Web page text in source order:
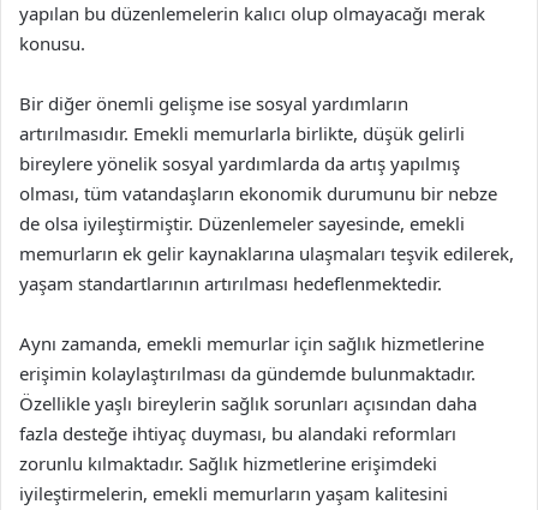
yapılan bu düzenlemelerin kalıcı olup olmayacağı merak
konusu.
Bir diğer önemli gelişme ise sosyal yardımların
artırılmasıdır. Emekli memurlarla birlikte, düşük gelirli
bireylere yönelik sosyal yardımlarda da artış yapılmış
olması, tüm vatandaşların ekonomik durumunu bir nebze
de olsa iyileştirmiştir. Düzenlemeler sayesinde, emekli
memurların ek gelir kaynaklarına ulaşmaları teşvik edilerek,
yaşam standartlarının artırılması hedeflenmektedir.
Aynı zamanda, emekli memurlar için sağlık hizmetlerine
erişimin kolaylaştırılması da gündemde bulunmaktadır.
Özellikle yaşlı bireylerin sağlık sorunları açısından daha
fazla desteğe ihtiyaç duyması, bu alandaki reformları
zorunlu kılmaktadır. Sağlık hizmetlerine erişimdeki
iyileştirmelerin, emekli memurların yaşam kalitesini